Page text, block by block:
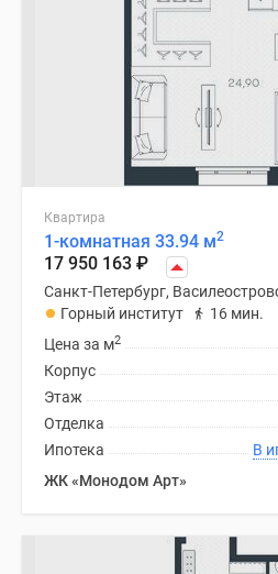
Квартира
1-комнатная 33.94 м2
17 950 163 ₽
Санкт-Петербург,
Горный институт
16 мин.
Цена за м2
Корпус
Этаж
Отделка
Ипотека
ЖК «Монодом Арт»